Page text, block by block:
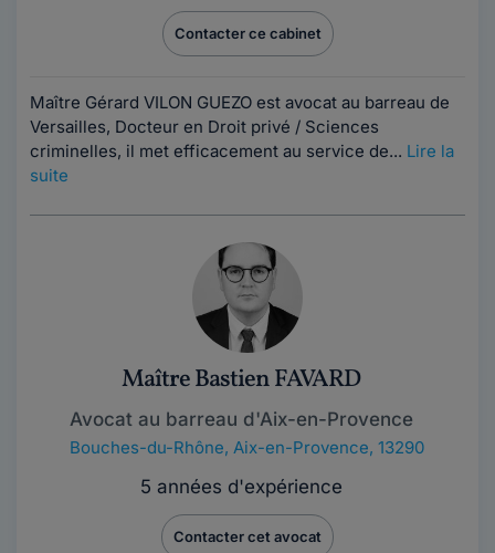
Contacter ce cabinet
Maître Gérard VILON GUEZO est avocat au barreau de
Versailles, Docteur en Droit privé / Sciences
criminelles, il met efficacement au service de... Lire la
suite
Maître Bastien FAVARD
Avocat au barreau d'Aix-en-Provence
Bouches-du-Rhône, Aix-en-Provence, 13290
5 années d'expérience
Contacter cet avocat